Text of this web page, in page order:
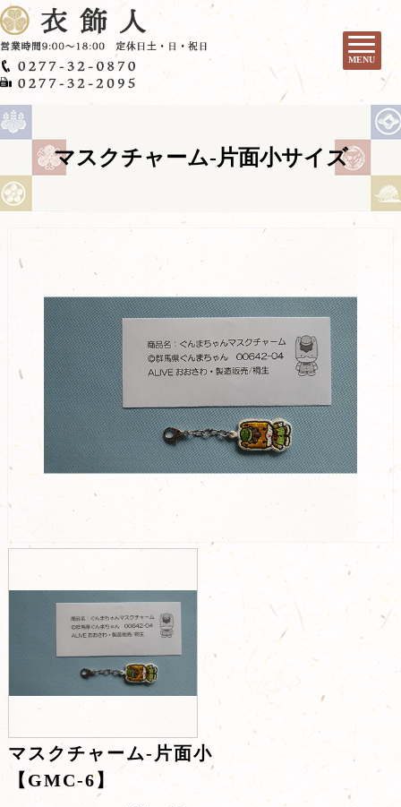
MENU
マスクチャーム-片面小サイズ
マスクチャーム-片面小
【GMC-6】